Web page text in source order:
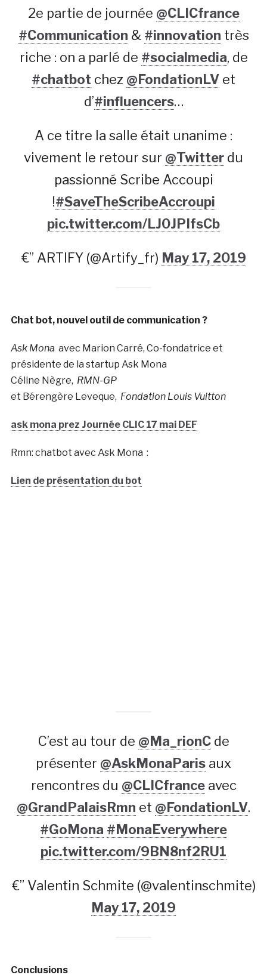
2e partie de journée @CLICfrance
#Communication & #innovation très
riche : on a parlé de #socialmedia, de
#chatbot chez @FondationLV et
d’#influencers…
A ce titre la salle était unanime :
vivement le retour sur @Twitter du
passionné Scribe Accoupi
!#SaveTheScribeAccroupi
pic.twitter.com/LJ0JPIfsCb
€” ARTIFY (@Artify_fr) May 17, 2019
Chat bot, nouvel outil de communication ?
Ask Mona avec Marion Carré, Co-fondatrice et
présidente de la startup Ask Mona
Céline Nègre, RMN-GP
et Bérengère Leveque, Fondation Louis Vuitton
ask mona prez Journée CLIC 17 mai DEF
Rmn: chatbot avec Ask Mona :
Lien de présentation du bot
C’est au tour de @Ma_rionCde
présenter @AskMonaParis aux
rencontres du @CLICfranceavec
@GrandPalaisRmn et @FondationLV.
#GoMona #MonaEverywhere
pic.twitter.com/9BN8nf2RU1
€” Valentin Schmite (@valentinschmite)
May 17, 2019
Conclusions